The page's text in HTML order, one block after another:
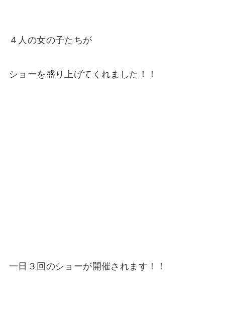
４人の女の子たちが
ショーを盛り上げてくれました！！
一日３回のショーが開催されます！！